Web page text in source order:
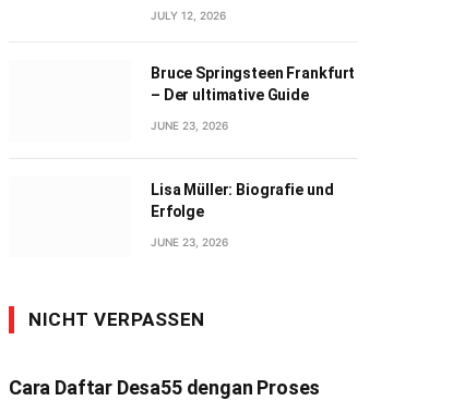
JULY 12, 2026
Bruce Springsteen Frankfurt
– Der ultimative Guide
JUNE 23, 2026
Lisa Müller: Biografie und
Erfolge
JUNE 23, 2026
NICHT VERPASSEN
Cara Daftar Desa55 dengan Proses